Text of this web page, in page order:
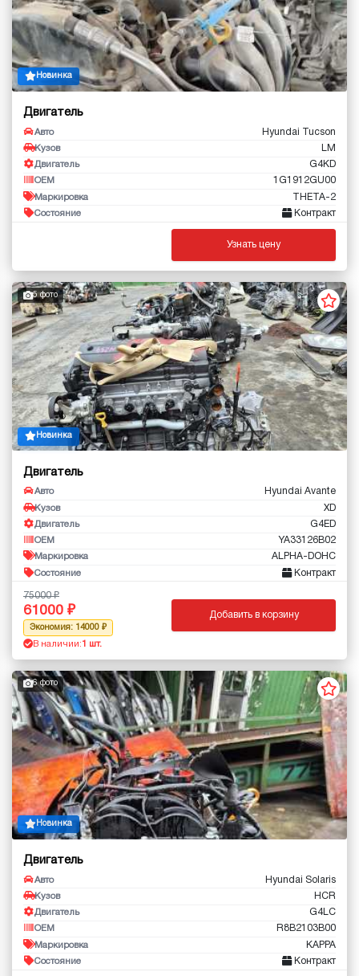
Новинка
Двигатель
Авто Hyundai Tucson
Кузов LM
Двигатель G4KD
OEM 1G1912GU00
Маркировка THETA-2
Состояние Контракт
Узнать цену
5 фото
Новинка
Двигатель
Авто Hyundai Avante
Кузов XD
Двигатель G4ED
OEM YA33126B02
Маркировка ALPHA-DOHC
Состояние Контракт
75000
61000
Экономия: 14000
В наличии: 1 шт.
Добавить в корзину
6 фото
Новинка
Двигатель
Авто Hyundai Solaris
Кузов HCR
Двигатель G4LC
OEM R8B2103B00
Маркировка KAPPA
Состояние Контракт